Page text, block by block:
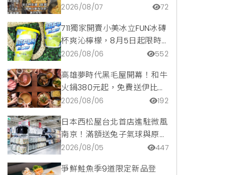
隱藏版爆汁臭豆腐麵與牛肉麵
2026/08/07 72
711獨家開賣小美冰立FUN冰磚
杯爽沁檸檬，8月5日起限時
嚐鮮價39元特調咖啡氣泡水
2026/08/06 552
高雄夢時代黑毛屋開幕！和牛
火鍋380元起，免費送伊比利
豬再享青森蘋果冰淇淋加購
2026/08/06 192
日本西松屋台北首店進駐微風
南京！滿額送兔子氣球與原創
托特包，指定夏裝享8折優惠
2026/08/05 447
爭鮮鮭魚季9道限定新品登